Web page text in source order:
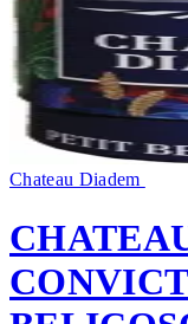
Chateau Diadem